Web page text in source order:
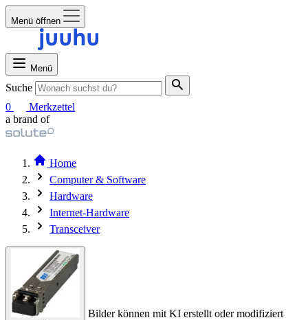
Menü öffnen
Menü
Suche
0
Merkzettel
a brand of
Home
Computer & Software
Hardware
Internet-Hardware
Transceiver
Bilder können mit KI erstellt oder modifiziert